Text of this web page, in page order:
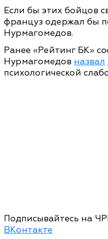
Если бы этих бойцов
француз одержал бы
Нурмагомедов.
Ранее «Рейтинг БК»
Нурмагомедов назвал
психологической
Подписывайтесь на
ВКонтакте